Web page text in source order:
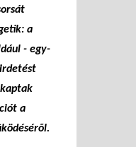
a
- egy-
a